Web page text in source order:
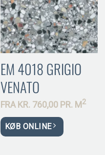
EM 4018 GRIGIO
VENATO
FRA KR. 760,00 PR. M2
KØB ONLINE